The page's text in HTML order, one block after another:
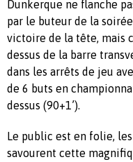
Dunkerque ne flanche
par le buteur de la
victoire de la tête, mais
dessus de la barre
dans les arrêts de jeu
de 6 buts en
dessus (90+1’).
Le public est en folie,
savourent cette